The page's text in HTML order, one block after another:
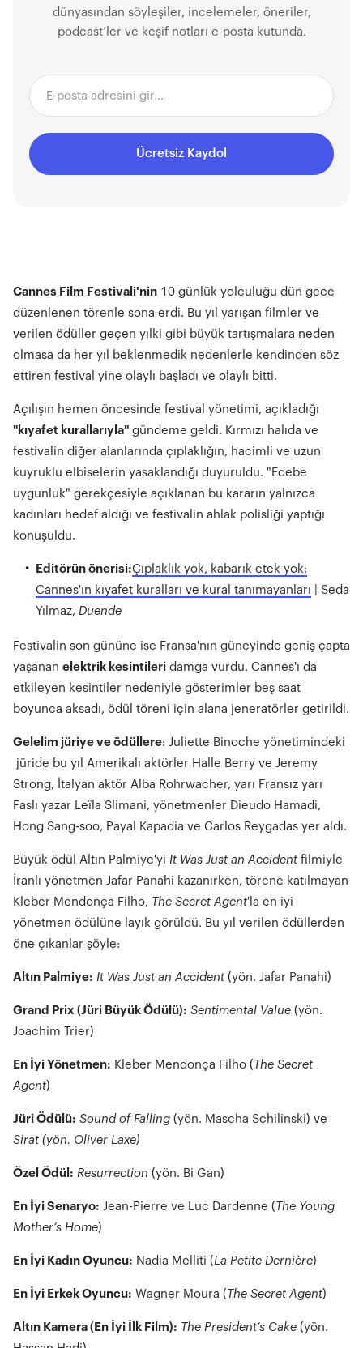
dünyasından söyleşiler, incelemeler, öneriler,
podcast’ler ve keşif notları e-posta kutunda.
Ücretsiz Kaydol
Cannes Film Festivali'nin 10 günlük yolculuğu dün gece
düzenlenen törenle sona erdi. Bu yıl yarışan filmler ve
verilen ödüller geçen yılki gibi büyük tartışmalara neden
olmasa da her yıl beklenmedik nedenlerle kendinden söz
ettiren festival yine olaylı başladı ve olaylı bitti.
Açılışın hemen öncesinde festival yönetimi, açıkladığı
"kıyafet kurallarıyla" gündeme geldi. Kırmızı halıda ve
festivalin diğer alanlarında çıplaklığın, hacimli ve uzun
kuyruklu elbiselerin yasaklandığı duyuruldu. "Edebe
uygunluk" gerekçesiyle açıklanan bu kararın yalnızca
kadınları hedef aldığı ve festivalin ahlak polisliği yaptığı
konuşuldu.
Editörün önerisi:Çıplaklık yok, kabarık etek yok:
Cannes'ın kıyafet kuralları ve kural tanımayanları | Seda
Yılmaz, Duende
Festivalin son gününe ise Fransa'nın güneyinde geniş çapta
yaşanan elektrik kesintileri damga vurdu. Cannes'ı da
etkileyen kesintiler nedeniyle gösterimler beş saat
boyunca aksadı, ödül töreni için alana jeneratörler getirildi.
Gelelim jüriye ve ödüllere: Juliette Binoche yönetimindeki
jüride bu yıl Amerikalı aktörler Halle Berry ve Jeremy
Strong, İtalyan aktör Alba Rohrwacher, yarı Fransız yarı
Faslı yazar Leïla Slimani, yönetmenler Dieudo Hamadi,
Hong Sang-soo, Payal Kapadia ve Carlos Reygadas yer aldı.
Büyük ödül Altın Palmiye'yi It Was Just an Accident filmiyle
İranlı yönetmen Jafar Panahi kazanırken, törene katılmayan
Kleber Mendonça Filho, The Secret Agent'la en iyi
yönetmen ödülüne layık görüldü. Bu yıl verilen ödüllerden
öne çıkanlar şöyle:
Altın Palmiye: It Was Just an Accident (yön. Jafar Panahi)
Grand Prix (Jüri Büyük Ödülü): Sentimental Value (yön.
Joachim Trier)
En İyi Yönetmen: Kleber Mendonça Filho ( The Secret
Agent)
Jüri Ödülü: Sound of Falling (yön. Mascha Schilinski) ve
Sirat (yön. Oliver Laxe)
Özel Ödül: Resurrection (yön. Bi Gan)
En İyi Senaryo: Jean-Pierre ve Luc Dardenne ( The Young
Mother’s Home)
En İyi Kadın Oyuncu: Nadia Melliti (La Petite Dernière)
En İyi Erkek Oyuncu: Wagner Moura ( The Secret Agent)
Altın Kamera (En İyi İlk Film): The President’s Cake (yön.